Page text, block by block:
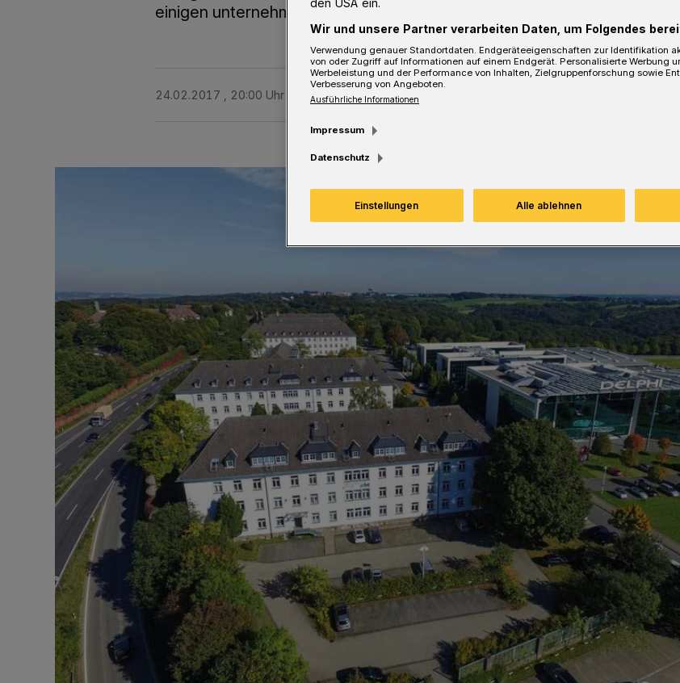
einigen unternehmerischen Erfolgsberichten deutlich.
24.02.2017 , 20:00 Uhr 4 Minuten Lesezeit
den USA ein.
Wir und unsere Partner verarbeiten Daten, um Folgendes
Verwendung genauer Standortdaten. Endgeräteeigenschaften zur Identifikation
von oder Zugriff auf Informationen auf einem Endgerät. Personalisierte Werbung
Werbeleistung und der Performance von Inhalten, Zielgruppenforschung sowie
Verbesserung von Angeboten.
Ausführliche Informationen
Impressum
Datenschutz
Einstellungen Alle ablehnen